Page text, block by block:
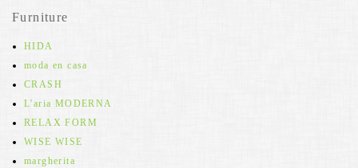
Furniture
HIDA
moda en casa
CRASH
L'aria MODERNA
RELAX FORM
WISE WISE
margherita